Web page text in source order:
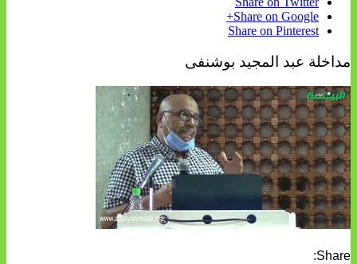
Share on Google+
Share on Pinterest
مداخلة عبد المجيد بوشنفى
Share: